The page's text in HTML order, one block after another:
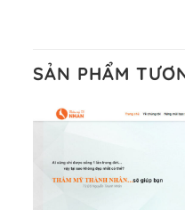
– Sở hữu một cộng
WordPress là nơi
cuồng tín WordPress.
SẢN PHẨM